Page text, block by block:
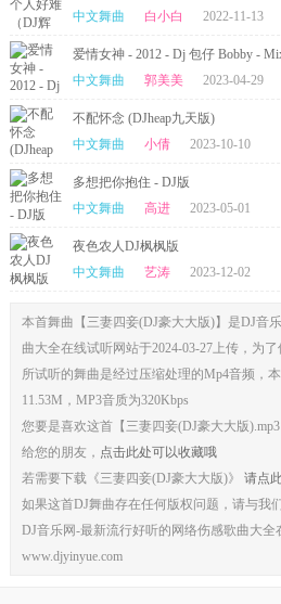
中文舞曲
白小白 2022-11-13
爱情女神 - 2012 - Dj 包仔 Bobby -
中文舞曲
郭美美 2023-04-29
不配怀念 (DJheap九天版)
中文舞曲
小倩 2023-10-10
多想把你抱住 - DJ版
中文舞曲
高进 2023-05-01
夜色农人DJ枫枫版
中文舞曲
艺涛 2023-12-02
本首舞曲【三妻四妾(DJ豪大大版)】是DJ音
曲大全在线试听网站于2024-03-27上传，为
所试听的舞曲是经过压缩处理的Mp4音频，
11.53M，MP3音质为320Kbps
您要是喜欢这首【三妻四妾(DJ豪大大版
给您的朋友， 点击此处可以收藏哦
若需要下载《三妻四妾(DJ豪大大版)》 请点
如果这首DJ舞曲存在任何版权问题，请与我
DJ音乐网-最新流行好听的网络伤感歌曲大全
www.djyinyue.com